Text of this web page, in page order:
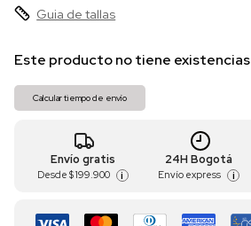
Guia de tallas
Este producto no tiene existencias
Calcular tiempo de envío
Envío gratis
Desde $ 199.900 i
24H Bogotá
Envío express i